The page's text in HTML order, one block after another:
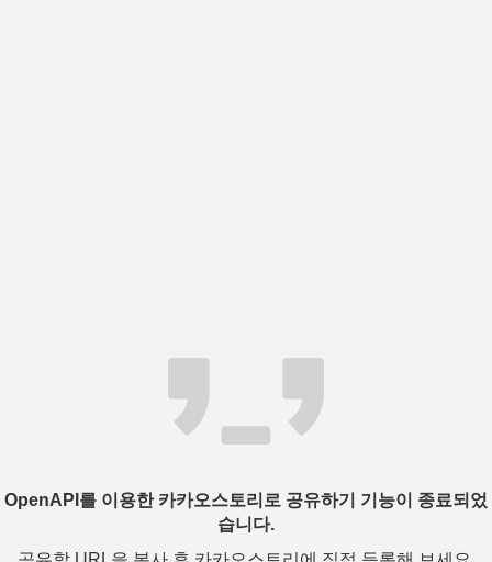
OpenAPI를 이용한 카카오스토리로 공유하기 기능이 종료되었
습니다.